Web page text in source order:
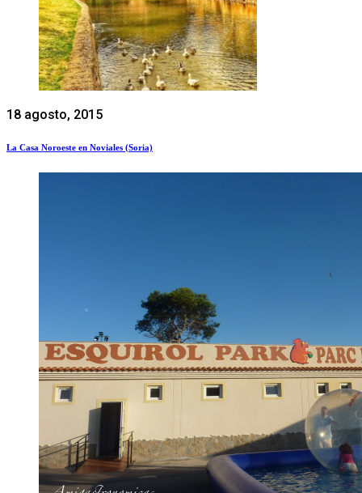
18 agosto, 2015
La Casa Noroeste en Noviales (Soria)